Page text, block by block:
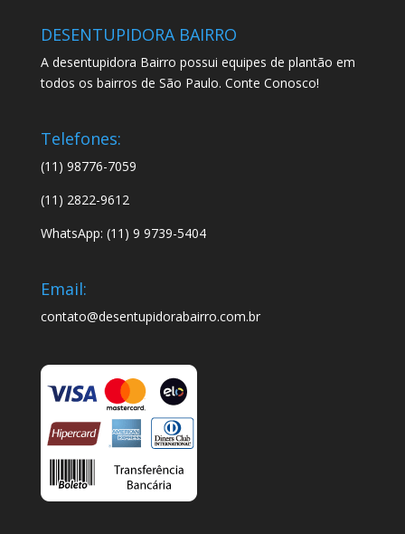
DESENTUPIDORA BAIRRO
A desentupidora Bairro possui equipes de plantão em
todos os bairros de São Paulo. Conte Conosco!
Telefones:
(11) 98776-7059
(11) 2822-9612
WhatsApp: (11) 9 9739-5404
Email:
contato@desentupidorabairro.com.br